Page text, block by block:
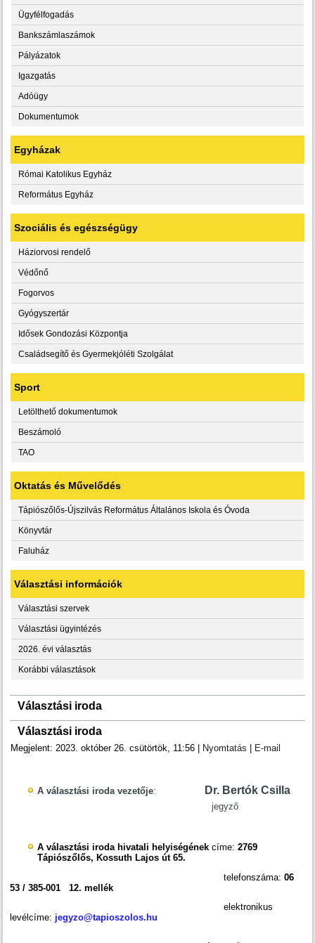
Ügyfélfogadás
Bankszámlaszámok
Pályázatok
Igazgatás
Adóügy
Dokumentumok
Egyházak
Római Katolikus Egyház
Református Egyház
Szociális és egészségügy
Háziorvosi rendelő
Védőnő
Fogorvos
Gyógyszertár
Idősek Gondozási Központja
Családsegítő és Gyermekjóléti Szolgálat
Sport
Letölthető dokumentumok
Beszámoló
TAO
Oktatás és Művelődés
Tápiószőlős-Újszilvás Református Általános Iskola és Óvoda
Könyvtár
Faluház
Választási információk
Választási szervek
Választási ügyintézés
2026. évi választás
Korábbi választások
Választási iroda
Választási iroda
Megjelent: 2023. október 26. csütörtök, 11:56 Nyomtatás E-mail
A választási iroda vezetője: Dr. Bertók Csilla
jegyző
A választási iroda hivatali helyiségének címe:2769
Tápiószőlős, Kossuth Lajos út 65.
telefonszáma:06
53 / 385-001 12. mellék
elektronikus
levélcíme: jegyzo@tapioszolos.hu